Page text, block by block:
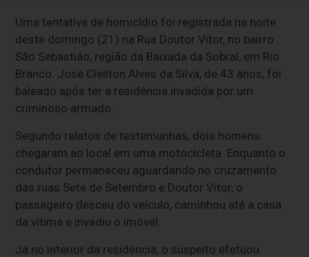
Uma tentativa de homicídio foi registrada na noite
deste domingo (21) na Rua Doutor Vitor, no bairro
São Sebastião, região da Baixada da Sobral, em Rio
Branco. José Cleilton Alves da Silva, de 43 anos, foi
baleado após ter a residência invadida por um
criminoso armado.
Segundo relatos de testemunhas, dois homens
chegaram ao local em uma motocicleta. Enquanto o
condutor permaneceu aguardando no cruzamento
das ruas Sete de Setembro e Doutor Vitor, o
passageiro desceu do veículo, caminhou até a casa
da vítima e invadiu o imóvel.
Já no interior da residência, o suspeito efetuou